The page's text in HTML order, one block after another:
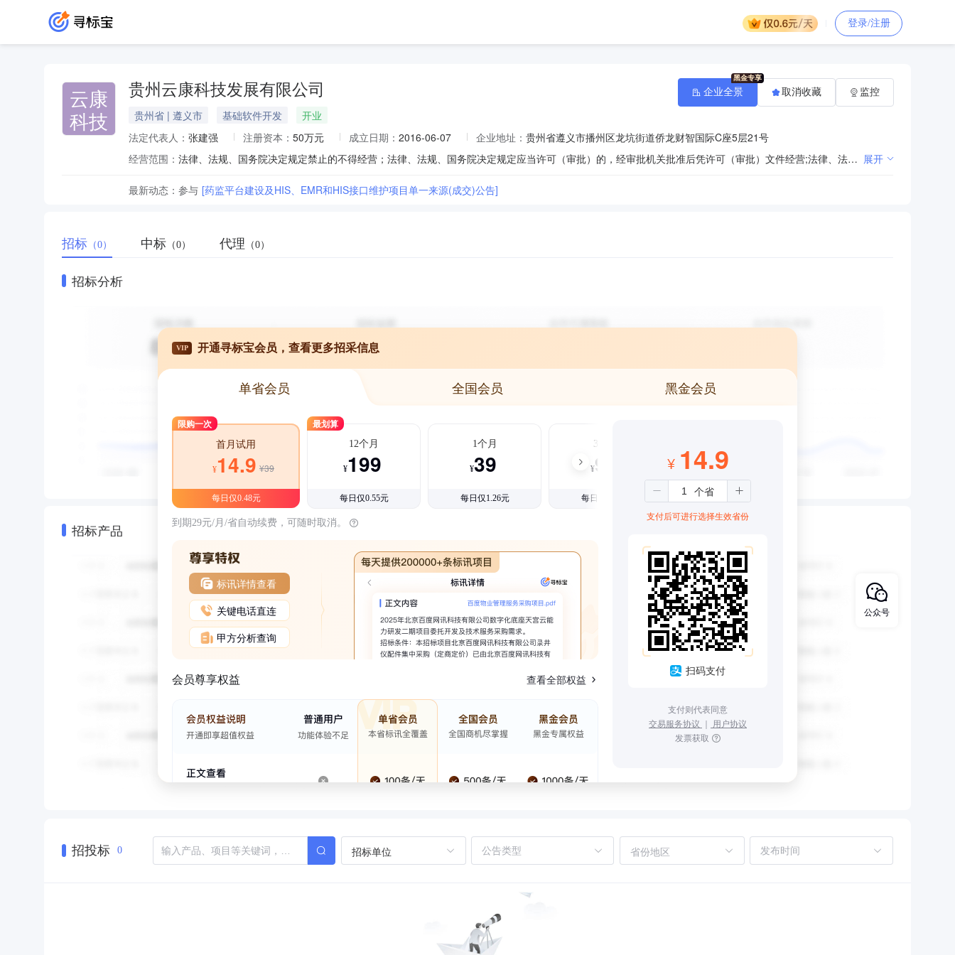
登录/注册
云康
科技
贵州云康科技发展有限公司
贵州省 | 遵义市 基础软件开发
开业
法定代表人： 张建强 注册资本： 50万元 成立日期： 2016-06-07 企业地址： 贵州省遵义市播州区龙坑街道侨龙财智国际C座5层21号
经营范围：
法律、法规、国务院决定规定禁止的不得经营；法律、法规、国务院决定规定应当许可（审批）的，经审批机关批准后凭许可（审批）文件经营;法律、法规、国务院决定规定无需许可（审批）的，市场主体自主选择经营。（计算机软件开发、销售及售后服务；企业咨询；医药市场策划、营销服务、医药产品推广、市场营销咨询、市场营销服务、市场营销策划、市场推广、医药商务信息咨询、技术推广服务、企业营销咨询、策划服务、市场调查；室内设计、建筑工艺设计；销售：二类医疗器械、计算机软硬件、办公用品、医疗软件、家用电器；室内外装饰装修设计及施工；幕墙装饰工程、土建工程、建筑工程、防腐工程的设计及施工；货物进出口业务；广告设计、代理及发布；医疗软件服务；计算机系统集成、数据处理和存储服务；计算机软硬件、网络技术、机电一体化产品的技术开发、咨询及售后；智能化管理系统、立体仓库系统的开发及应用；计算机软件及辅助设备的销售；智能化工程的设计与施工；网络工程”。） 展开
最新动态： 参与 [药监平台建设及HIS、EMR和HIS接口维护项目单一来源(成交)公告]
企业全景 取消收藏 监控
招标 （0） 中标 （0） 代理 （0）
招标分析
招标产品
VIP 开通寻标宝会员，查看更多招采信息
单省会员 全国会员 黑金会员
限购一次
首月试用
¥14.9 ¥39
每日仅0.48元
最划算
12个月
¥199
每日仅0.55元
1个月
¥39
每日仅1.26元
3个月
¥99
每日仅1.08元
到期29元/月/省自动续费，可随时取消。
标讯详情查看
关键电话直连
甲方分析查询
会员尊享权益 查看全部权益
¥ 14.9
支付后可进行选择生效省份
扫码支付
支付则代表同意
交易服务协议 ｜ 用户协议
发票获取
招投标 0 招标单位 省份地区
公众号